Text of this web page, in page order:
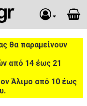
θα παραμείνουν
από 14 έως 21
Άλιμο από 10 έως